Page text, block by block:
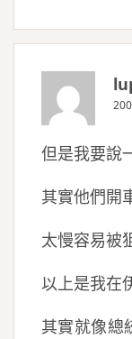
但是我要說
其實他們開
太慢容易被
以上是我在
其實就像總